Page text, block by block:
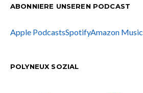
ABONNIERE UNSEREN PODCAST
Apple PodcastsSpotifyAmazon Music
POLYNEUX SOZIAL